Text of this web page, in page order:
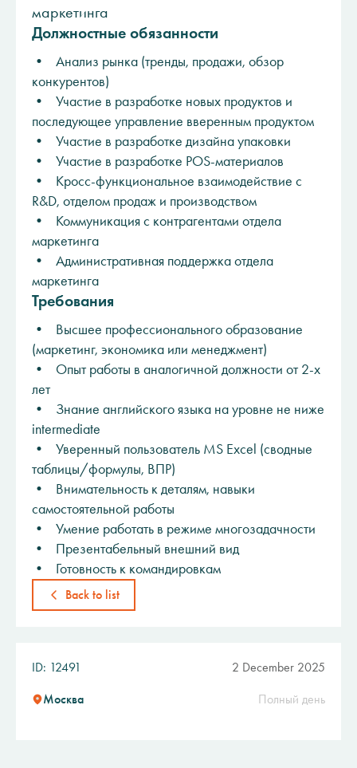
маркетинга
Должностные обязанности
• Анализ рынка (тренды, продажи, обзор
конкурентов)
• Участие в разработке новых продуктов и
последующее управление вверенным продуктом
• Участие в разработке дизайна упаковки
• Участие в разработке POS-материалов
• Кросс-функциональное взаимодействие с
R&D, отделом продаж и производством
• Коммуникация с контрагентами отдела
маркетинга
• Административная поддержка отдела
маркетинга
Требования
• Высшее профессионального образование
(маркетинг, экономика или менеджмент)
• Опыт работы в аналогичной должности от 2-х
лет
• Знание английского языка на уровне не ниже
intermediate
• Уверенный пользователь MS Excel (сводные
таблицы/формулы, ВПР)
• Внимательность к деталям, навыки
самостоятельной работы
• Умение работать в режиме многозадачности
• Презентабельный внешний вид
• Готовность к командировкам
Back to list
ID: 12491 2 December 2025
Москва Полный день